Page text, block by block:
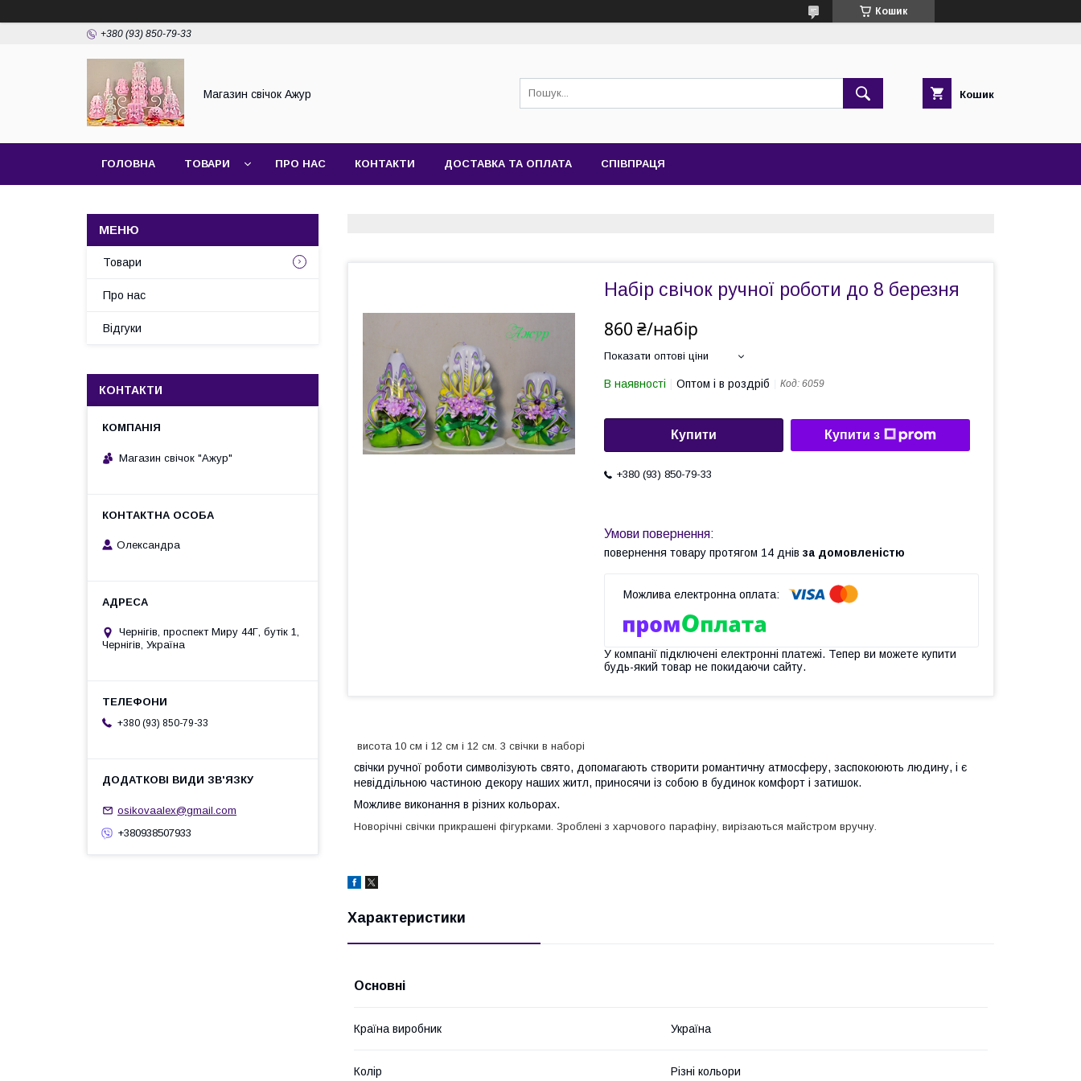
Кошик
+380 (93) 850-79-33
Магазин свічок Ажур Кошик
ГОЛОВНА ТОВАРИ ПРО НАС КОНТАКТИ ДОСТАВКА ТА ОПЛАТА СПІВПРАЦЯ
Набір свічок ручної роботи до 8 березня
860 ₴/набір
Показати оптові ціни
В наявності Оптом і в роздріб Код: 6059
Купити Купити з
+380 (93) 850-79-33
повернення товару протягом 14 днів за домовленістю
У компанії підключені електронні платежі. Тепер ви можете купити
будь-який товар не покидаючи сайту.
висота 10 см і 12 см і 12 см. 3 свічки в наборі
свічки ручної роботи символізують свято, допомагають створити романтичну атмосферу, заспокоюють людину, і є
невіддільною частиною декору наших житл, приносячи із собою в будинок комфорт і затишок.
Можливе виконання в різних кольорах.
Новорічні свічки прикрашені фігурками. Зроблені з харчового парафіну, вирізаються майстром вручну.
Характеристики
Основні
Країна виробник Україна
Колір Різні кольори
Товари
Про нас
Відгуки
КОНТАКТИ
Магазин свічок "Ажур"
Олександра
Чернігів, проспект Миру 44Г, бутік 1,
Чернігів, Україна
+380 (93) 850-79-33
osikovaalex@gmail.com
+380938507933